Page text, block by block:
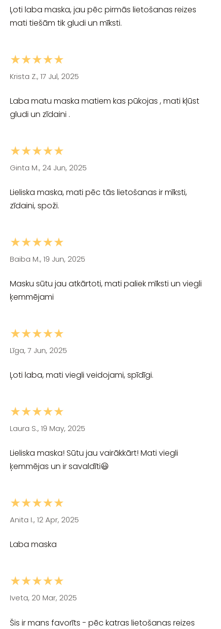
Ļoti laba maska, jau pēc pirmās lietošanas reizes
mati tiešām tik gludi un mīksti.
★★★★★
Krista Z., 17 Jul, 2025
Laba matu maska matiem kas pūkojas , mati kļūst
gludi un zīdaini .
★★★★★
Ginta M., 24 Jun, 2025
Lieliska maska, mati pēc tās lietošanas ir mīksti,
zīdaini, spoži.
★★★★★
Baiba M., 19 Jun, 2025
Masku sūtu jau atkārtoti, mati paliek mīksti un viegli
ķemmējami
★★★★★
Līga, 7 Jun, 2025
Ļoti laba, mati viegli veidojami, spīdīgi.
★★★★★
Laura S., 19 May, 2025
Lieliska maska! Sūtu jau vairākkārt! Mati viegli
ķemmējas un ir savaldīti😃
★★★★★
Anita I., 12 Apr, 2025
Laba maska
★★★★★
Iveta, 20 Mar, 2025
Šis ir mans favorīts - pēc katras lietošanas reizes